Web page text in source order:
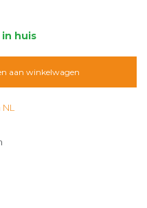
in huis
aan winkelwagen